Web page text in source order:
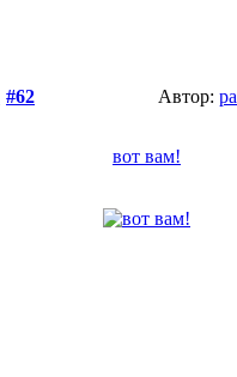
#62 Автор:
вот вам!